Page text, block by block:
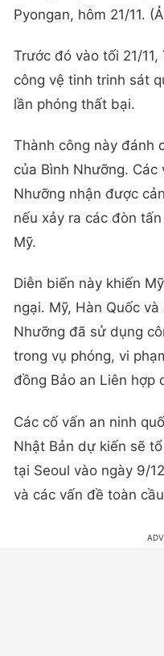
Pyongan, hôm 21/11.
Trước đó vào tối 21/
công vệ tinh trinh sát
lần phóng thất bại.
Thành công này đánh
của Bình Nhưỡng.
Nhưỡng nhận được
nếu xảy ra các đòn
Mỹ.
Diễn biến này khiến
ngại. Mỹ, Hàn Quốc
Nhưỡng đã sử dụng
trong vụ phóng, vi
đồng Bảo an Liên hợp
Các cố vấn an ninh
Nhật Bản dự kiến sẽ
tại Seoul vào ngày 9/
và các vấn đề toàn